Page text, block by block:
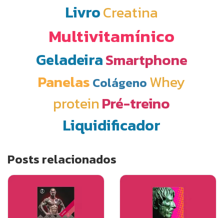
LivroCreatina
Multivitamínico
GeladeiraSmartphone
Panelas Colágeno Whey
proteinPré-treino
Liquidificador
Posts relacionados